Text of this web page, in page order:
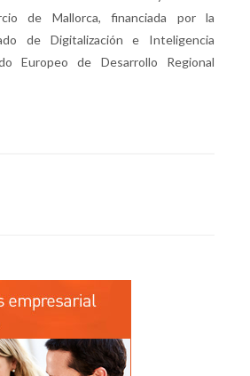
de Mallorca, financiada por la
de Digitalización e Inteligencia
Europeo de Desarrollo Regional